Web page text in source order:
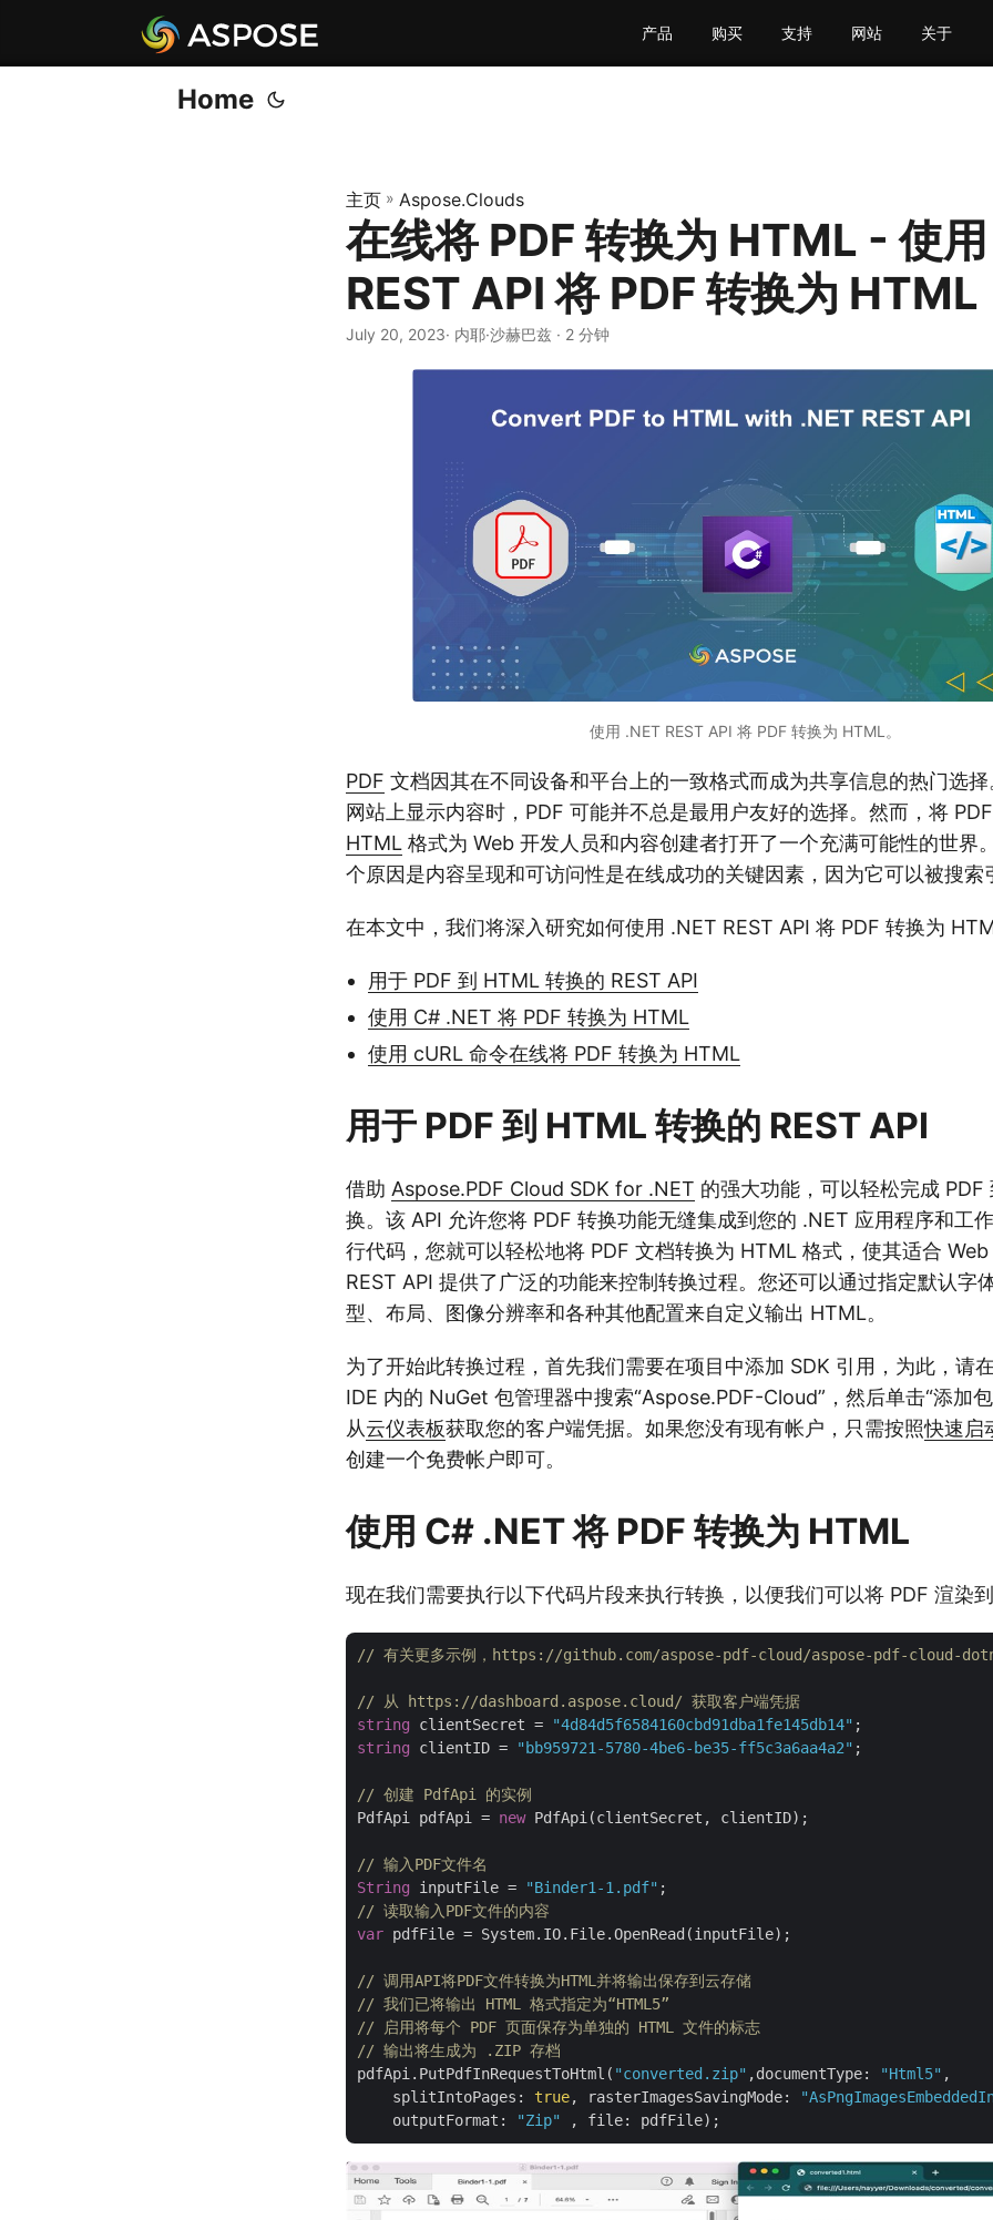
产品 购买 支持 网站 关于
Home
主页 » Aspose.Clouds
在线将 PDF 转换为 HTML - 使
REST API 将 PDF 转换为 HTML
July 20, 2023· 内耶·沙赫巴兹 · 2 分钟
使用 .NET REST API 将 PDF 转换为 HTML。
PDF 文档因其在不同设备和平台上的一致格式而成为共享信息的热门选
网站上显示内容时，PDF 可能并不总是最用户友好的选择。然而，将
HTML 格式为 Web 开发人员和内容创建者打开了一个充满可能性的世界
个原因是内容呈现和可访问性是在线成功的关键因素，因为它可以被搜索
在本文中，我们将深入研究如何使用 .NET REST API 将 PDF 转换为
用于 PDF 到 HTML 转换的 REST API
使用 C# .NET 将 PDF 转换为 HTML
使用 cURL 命令在线将 PDF 转换为 HTML
用于 PDF 到 HTML 转换的 REST API
借助 Aspose.PDF Cloud SDK for .NET 的强大功能，可以轻松完成
换。该 API 允许您将 PDF 转换功能无缝集成到您的 .NET 应用程序和工
行代码，您就可以轻松地将 PDF 文档转换为 HTML 格式，使其适合 Web
REST API 提供了广泛的功能来控制转换过程。您还可以通过指定默认字
型、布局、图像分辨率和各种其他配置来自定义输出 HTML。
为了开始此转换过程，首先我们需要在项目中添加 SDK 引用，为此，请
IDE 内的 NuGet 包管理器中搜索“Aspose.PDF-Cloud”，然后单击“添加
从云仪表板获取您的客户端凭据。如果您没有现有帐户，只需按照快速启
创建一个免费帐户即可。
使用 C# .NET 将 PDF 转换为 HTML
现在我们需要执行以下代码片段来执行转换，以便我们可以将 PDF 渲染到
// 有关更多示例，https://github.com/aspose-pdf-cloud/aspose-pdf-cloud-
// 从 https://dashboard.aspose.cloud/ 获取客户端凭据
string clientSecret = "4d84d5f6584160cbd91dba1fe145db14"
string clientID = "bb959721-5780-4be6-be35-ff5c3a6aa4a2" ;
// 创建 PdfApi 的实例
PdfApi pdfApi = new PdfApi(clientSecret, clientID);
// 输入PDF文件名
String inputFile = "Binder1-1.pdf"
// 读取输入PDF文件的内容
var pdfFile = System.IO.File.OpenRead(inputFile);
// 调用API将PDF文件转换为HTML并将输出保存到云存储
// 我们已将输出 HTML 格式指定为“HTML5”
// 启用将每个 PDF 页面保存为单独的 HTML 文件的标志
// 输出将生成为 .ZIP 存档
pdfApi.PutPdfInRequestToHtml( "converted.zip" ,documentType: "Html5" ,
    splitIntoPages:
true, rasterImagesSavingMode:
    outputFormat:
"Zip"